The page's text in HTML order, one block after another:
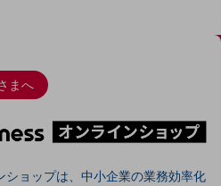
まへ
ョップは、中小企業の業務効率化